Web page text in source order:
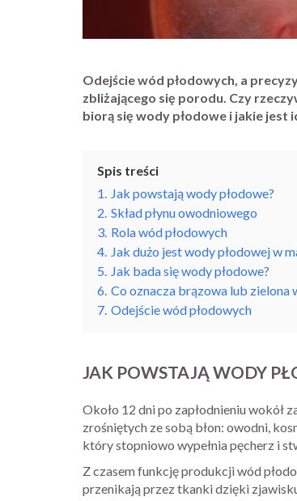
Odejście wód płodowych, a
zbliżającego się porodu. Czy
biorą się wody płodowe i jakie jest
Spis treści
1. Jak powstają wody płodowe?
2. Skład płynu owodniowego
3. Rola wód płodowych
4. Jak dużo jest wody płodowej w
5. Jak bada się wody płodowe?
6. Co oznacza brązowa lub zielona
7. Odejście wód płodowych
JAK POWSTAJĄ WODY
Około 12 dni po zapłodnieniu wokół
zrośniętych ze sobą błon: owodni,
który stopniowo wypełnia pęcherz i
Z czasem funkcję produkcji wód
przenikają przez tkanki dzięki zjawisku